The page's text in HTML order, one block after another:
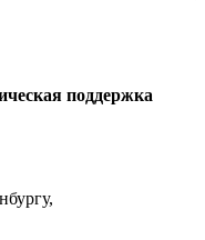
поддержка